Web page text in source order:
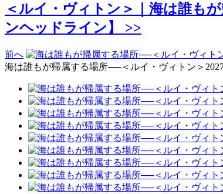
＜ルイ・ヴィトン＞｜海は誰も
ンヘッドライン】 >>
前へ
海は誰もが帰属する場所──＜ルイ・ヴィトン＞